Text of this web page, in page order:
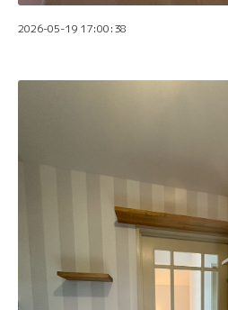
2026-05-19 17:00:38